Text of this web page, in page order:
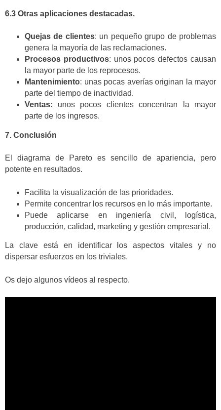
6.3 Otras aplicaciones destacadas.
Quejas de clientes: un pequeño grupo de problemas
genera la mayoría de las reclamaciones.
Procesos productivos: unos pocos defectos causan
la mayor parte de los reprocesos.
Mantenimiento: unas pocas averías originan la mayor
parte del tiempo de inactividad.
Ventas: unos pocos clientes concentran la mayor
parte de los ingresos.
7. Conclusión
El diagrama de Pareto es sencillo de apariencia, pero
potente en resultados.
Facilita la visualización de las prioridades.
Permite concentrar los recursos en lo más importante.
Puede aplicarse en ingeniería civil, logística,
producción, calidad, marketing y gestión empresarial.
La clave está en identificar los aspectos vitales y no
dispersar esfuerzos en los triviales.
Os dejo algunos vídeos al respecto.